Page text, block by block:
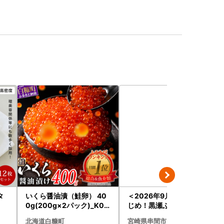
いくら醤油漬（鮭卵） 40
0g(200g×2パック)_K02
北海道白糠町
＜2026年9月発送分＞活
じめ！黒瀬ぶりの生鮮ブリ
宮崎県串間市